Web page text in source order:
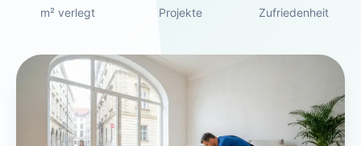
m² verlegt Projekte Zufriedenheit